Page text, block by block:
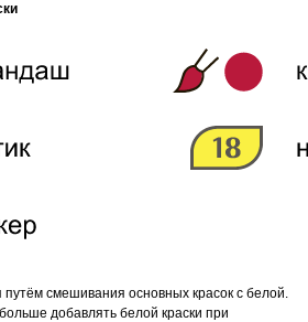
путём смешивания основных красок с белой.
добавлять белой краски при